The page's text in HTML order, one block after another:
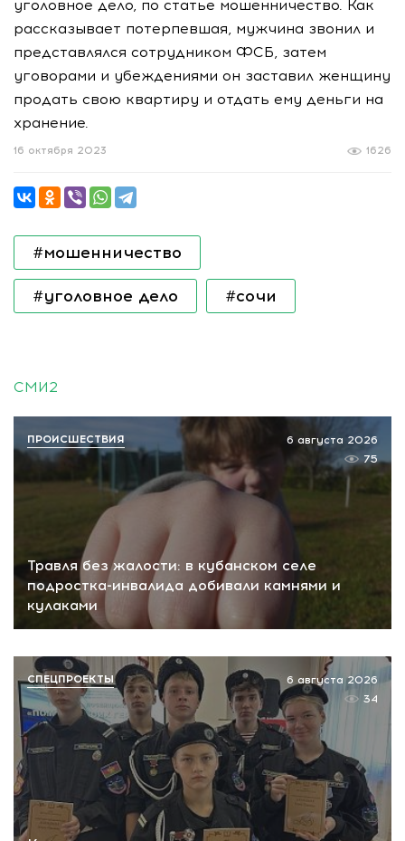
уголовное дело, по статье мошенничество. Как
рассказывает потерпевшая, мужчина звонил и
представлялся сотрудником ФСБ, затем
уговорами и убеждениями он заставил женщину
продать свою квартиру и отдать ему деньги на
хранение.
1626
16 октября 2023
#мошенничество
#уголовное дело #сочи
СМИ2
Травля без жалости: в кубанском селе
подростка-инвалида добивали камнями и
кулаками
6 августа 2026
75
ПРОИСШЕСТВИЯ
6 августа 2026
34
СПЕЦПРОЕКТЫ